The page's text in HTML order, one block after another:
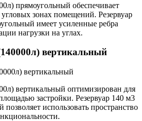
прямоугольный обеспечивает
зонах помещений. Резервуар
имеет усиленные ребра
нагрузки на углах.
вертикальный
вертикальный оптимизирован для
застройки. Резервуар 140 м3
использовать пространство